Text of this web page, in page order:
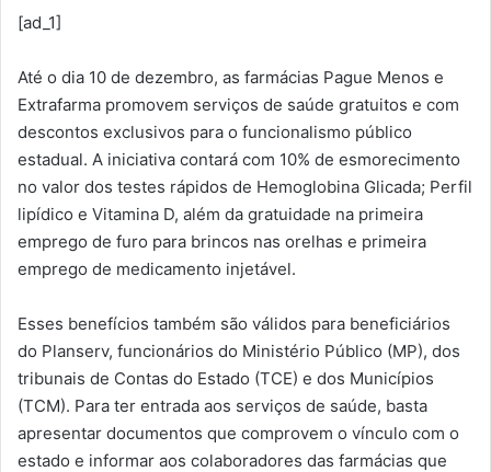
[ad_1]
Até o dia 10 de dezembro, as farmácias Pague Menos e
Extrafarma promovem serviços de saúde gratuitos e com
descontos exclusivos para o funcionalismo público
estadual. A iniciativa contará com 10% de esmorecimento
no valor dos testes rápidos de Hemoglobina Glicada; Perfil
lipídico e Vitamina D, além da gratuidade na primeira
emprego de furo para brincos nas orelhas e primeira
emprego de medicamento injetável.
Esses benefícios também são válidos para beneficiários
do Planserv, funcionários do Ministério Público (MP), dos
tribunais de Contas do Estado (TCE) e dos Municípios
(TCM). Para ter entrada aos serviços de saúde, basta
apresentar documentos que comprovem o vínculo com o
estado e informar aos colaboradores das farmácias que